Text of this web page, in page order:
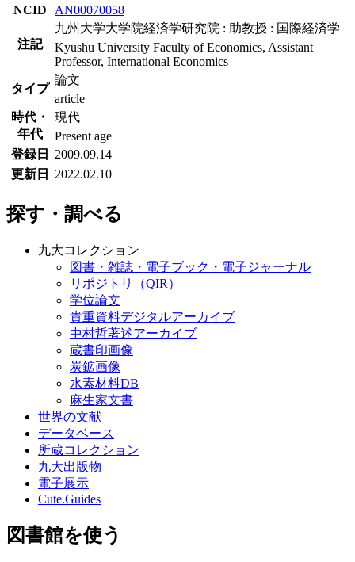
NCID AN00070058
注記
九州大学大学院経済学研究院 : 助教授 : 国際経済学
Kyushu University Faculty of Economics, Assistant
Professor, International Economics
タイプ
論文
article
時代・
年代
現代
Present age
登録日
2009.09.14
更新日
2022.02.10
探す・調べる
九大コレクション
図書・雑誌・電子ブック・電子ジャーナル
リポジトリ（QIR）
学位論文
貴重資料デジタルアーカイブ
中村哲著述アーカイブ
蔵書印画像
炭鉱画像
水素材料DB
麻生家文書
世界の文献
データベース
所蔵コレクション
九大出版物
電子展示
Cute.Guides
図書館を使う